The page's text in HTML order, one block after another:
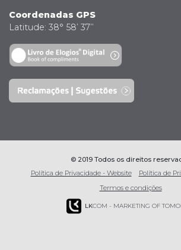
Coordenadas GPS
Latitude: 38° 58’ 37’’
© 2019 Todos os direitos
Política de Privacidade - Website
Política de
Termos e condições
LKCOM - MARKETING OF